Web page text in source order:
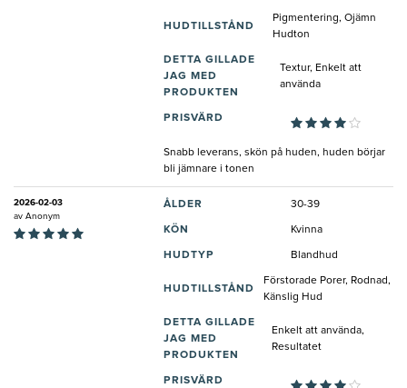
HUDTILLSTÅND
Pigmentering, Ojämn
Hudton
DETTA GILLADE
JAG MED
PRODUKTEN
Textur, Enkelt att
använda
PRISVÄRD
Snabb leverans, skön på huden, huden börjar
bli jämnare i tonen
2026-02-03
av Anonym
ÅLDER 30-39
KÖN Kvinna
HUDTYP Blandhud
HUDTILLSTÅND
Förstorade Porer, Rodnad,
Känslig Hud
DETTA GILLADE
JAG MED
PRODUKTEN
Enkelt att använda,
Resultatet
PRISVÄRD